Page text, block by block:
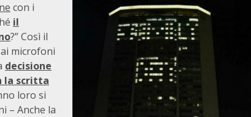
con i
il
?” Così il
microfoni
decisione
la scritta
loro si
– Anche la